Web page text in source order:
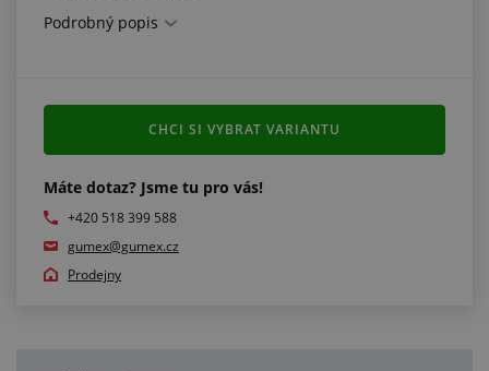
Technické parametry:
těsnění: SBR
materiál proudnice: PP (polypropylen)
materiál koncovky: hliník
Podrobný popis
Máte dotaz? Jsme tu pro vás!
+420 518 399 588
gumex@gumex.cz
Prodejny
CHCI SI VYBRAT VARIANTU